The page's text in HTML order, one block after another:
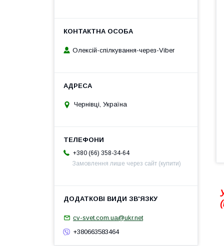
Олексій-спілкування-через-Viber
Чернівці, Україна
+380 (66) 358-34-64
Замовлення лише через сайт (купити)
cv-svet.com.ua@ukr.net
+380663583464